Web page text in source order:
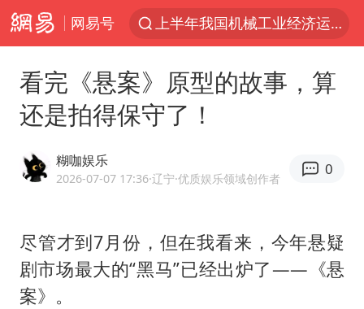
网易号
金华市人大常委会副主任陈峰齐被查
向鹏0-3不敌张本智和
泉州市委书记张毅恭被查
“立秋的第一杯奶茶”又爆单了
“新疆阿勒泰八月能滑雪”不实
看完《悬案》原型的故事，算
还是拍得保守了！
糊咖娱乐
2026-07-07 17:36·辽宁·优质娱乐领域创作者
0
尽管才到7月份，但在我看来，今年悬疑
剧市场最大的“黑马”已经出炉了——《悬
案》。